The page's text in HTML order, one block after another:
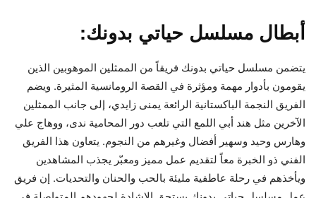
أبطال مسلسل حياتي بدونك:
يتضمن مسلسل حياتي بدونك فريقاً من الممثلين الموهوبين الذين
يقومون بأدوار مهمة ومؤثرة في القصة الرومانسية المثيرة. ويضم
الفريق النجمة الباكستانية الرائعة يمنى زايدي، إلى جانب الممثلين
الآخرين مثل هند أبي اللمع التي تلعب دور المحامية ندى، ووهاج علي
وهارس وحيد وسهير أفضال وغيرهم من النجوم. يتعاون هذا الفريق
الفني ذو الخبرة معاً لتقديم عمل مميز ومعبّر يجذب المشاهدين
ويأخذهم في رحلة عاطفية مليئة بالحب والحنان والتحديات. إن فريق